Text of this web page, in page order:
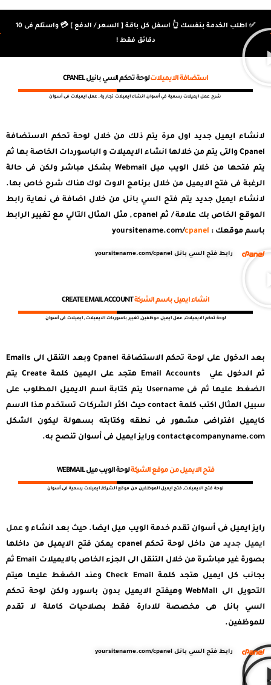
واتساب
NVME
فلاش
السرعة ∞
✅ اطلب الخدمة بنفسك 👆 اسفل كل باقة [ السعر / الدفع ] 💳 واستلم فى 10
دقائق فقط !
استضافة الايميلاتلوحة تحكم السي بانيل CPANEL
شرح عمل ايميلات رسمية في أسوان, انشاء ايميلات تجارية , عمل ايميلات فى أسوان
لانشاء ايميل جديد اول مرة يتم ذلك من خلال لوحة تحكم الاستضافة
Cpanel والتى يتم من خلالها انشاء الايميلات و الباسوردات الخاصة بها ثم
يتم فتحها من خلال الويب ميل Webmail بشكل مباشر ولكن فى حالة
الرغبة فى فتح الايميل من خلال برنامج الاوت لوك هناك شرح خاص بها.
لانشاء ايميل جديد يتم فتح السي بانل من خلال اضافة فى نهاية رابط
الموقع الخاص بك علامة / ثم cpanel , مثل المثال التالي مع تغيير الرابط
باسم موقعك : yoursitename.com/ cpanel
رابط فتح السي بانل yoursitename.com/cpanel
انشاء ايميل باسم الشركة CREATE EMAIL ACCOUNT
لوحة تحكم الايميلات, عمل ايميل موظفين, تغيير باسوردات الايميلات , ايميلات فى أسوان
بعد الدخول على لوحة تحكم الاستضافة Cpanel وبعد التنقل الى Emails
ثم الدخول علي Email Accounts هتجد على اليمين كلمة Create يتم
الضغط عليها ثم فى Username يتم كتابة اسم الايميل المطلوب على
سبيل المثال اكتب كلمة contact حيث اكثر الشركات تستخدم هذا الاسم
كايميل افتراضى مشهور فى نطقه وكتابته بسهولة ليكون الشكل
contact@companyname.com ورايز ايميل فى أسوان تنصح به.
فتح الايميل من موقع الشركةلوحة الويب ميل WEBMAIL
لوحة فتح الايميلات, فتح ايميل الموظفين من موقع الشركة, ايميلات رسمية فى أسوان
رايز ايميل فى أسوان تقدم خدمة الويب ميل ايضا. حيث بعد انشاء و عمل
ايميل جديد
من داخل لوحة تحكم cpanel يمكن فتح الايميل من داخلها
بصورة غير مباشرة من خلال التنقل الى الجزء الخاص بالايميلات Email ثم
بجانب كل ايميل هتجد كلمة Check Email وعند الضغط عليها هيتم
التحويل الى WebMail وهيفتح الايميل بدون باسورد ولكن لوحة تحكم
السي بانل هى مخصصة للادارة فقط بصلاحيات كاملة لا تقدم
للموظفين.
رابط فتح السي بانل yoursitename.com/cpanel